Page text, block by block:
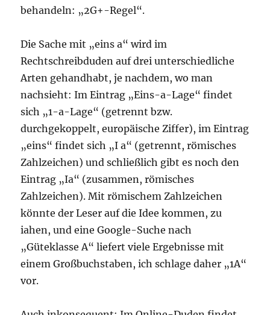
behandeln: „2G+-Regel“.
Die Sache mit „eins a“ wird im
Rechtschreibduden auf drei unterschiedliche
Arten gehandhabt, je nachdem, wo man
nachsieht: Im Eintrag „Eins-a-Lage“ findet
sich „1-a-Lage“ (getrennt bzw.
durchgekoppelt, europäische Ziffer), im Eintrag
„eins“ findet sich „I a“ (getrennt, römisches
Zahlzeichen) und schließlich gibt es noch den
Eintrag „Ia“ (zusammen, römisches
Zahlzeichen). Mit römischem Zahlzeichen
könnte der Leser auf die Idee kommen, zu
iahen, und eine Google-Suche nach
„Güteklasse A“ liefert viele Ergebnisse mit
einem Großbuchstaben, ich schlage daher „1A“
vor.